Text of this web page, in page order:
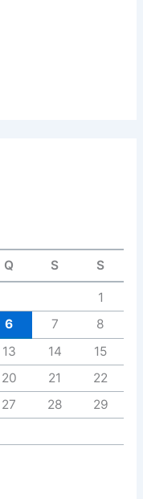
Q S S
1
6 7
8
13 14
15
20 21
22
27 28
29